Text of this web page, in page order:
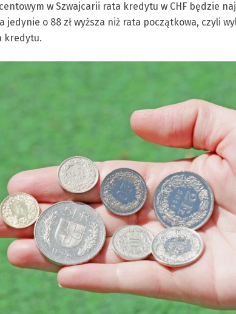
w Szwajcarii rata kredytu w CHF będzie
jedynie o 88 zł wyższa niż rata początkowa, czyli
kredytu.